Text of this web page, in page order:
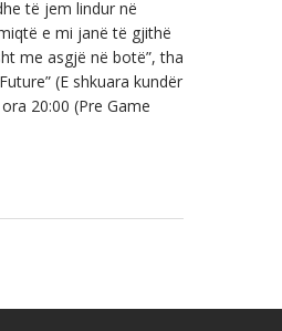
të jem lindur në
e mi janë të gjithë
me asgjë në botë”, tha
(E shkuara kundër
20:00 (Pre Game